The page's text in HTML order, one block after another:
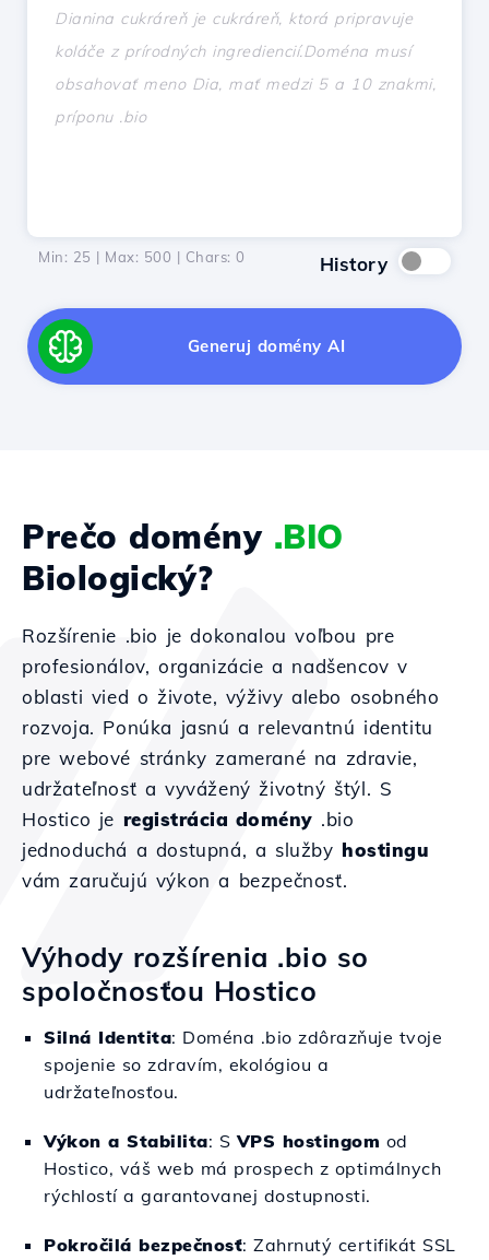
Min: 25 | Max: 500 | Chars: 0 History
Generuj domény AI
Prečo domény .BIO
Biologický?
Rozšírenie .bio je dokonalou voľbou pre
profesionálov, organizácie a nadšencov v
oblasti vied o živote, výživy alebo osobného
rozvoja. Ponúka jasnú a relevantnú identitu
pre webové stránky zamerané na zdravie,
udržateľnosť a vyvážený životný štýl. S
Hostico je registrácia domény .bio
jednoduchá a dostupná, a služby hostingu
vám zaručujú výkon a bezpečnosť.
Výhody rozšírenia .bio so
spoločnosťou Hostico
Silná Identita: Doména .bio zdôrazňuje tvoje
spojenie so zdravím, ekológiou a
udržateľnosťou.
Výkon a Stabilita: SVPS hostingom od
Hostico, váš web má prospech z optimálnych
rýchlostí a garantovanej dostupnosti.
Pokročilá bezpečnosť: Zahrnutý certifikát SSL